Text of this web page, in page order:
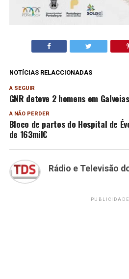
NOTÍCIAS RELACCIONADAS
A SEGUIR
GNR deteve 2 homens em
A NÃO PERDER
Bloco de partos do Hospital de
de 163mil€
Rádio e Televisão
PUBLICIDADE